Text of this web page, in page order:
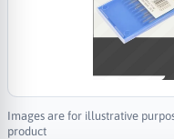
Images are for illustrative
product